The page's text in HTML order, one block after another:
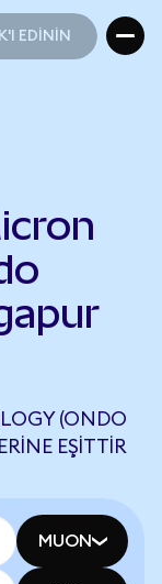
EDİNİN
(ONDO
EŞITTIR
MUON